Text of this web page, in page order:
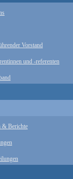
Vorstand
und -referenten
& Berichte